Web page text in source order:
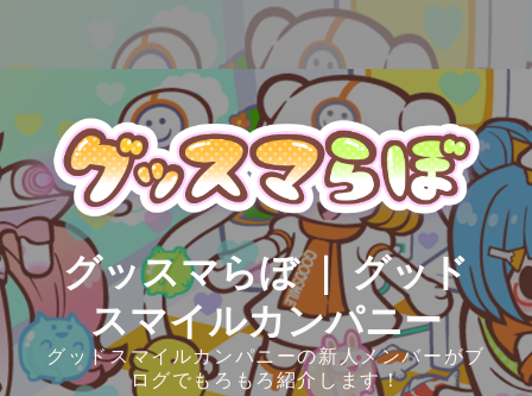
グッスマらぼ ｜ グッド
スマイルカンパニー
グッドスマイルカンパニーの新人メンバーがブ
ログでもろもろ紹介します！